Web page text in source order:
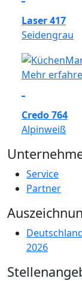
Laser 417
Seidengrau
Mehr
Credo 764
Alpinweiß
Service
Partner
2026